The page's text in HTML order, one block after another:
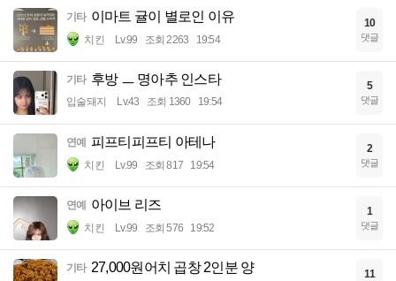
기타 이마트 귤이 별로인 이유
치킨 Lv.99 조회 2263 19:54
10
댓글
기타 후방 ㅡ 명아추 인스타
입술돼지 Lv.43 조회 1360 19:54
5
댓글
연예 피프티피프티 아테나
치킨 Lv.99 조회 817 19:54
2
댓글
연예 아이브 리즈
치킨 Lv.99 조회 576 19:52
1
댓글
기타 27,000원어치 곱창 2인분 양 11